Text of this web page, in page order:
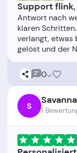
Support
Antwort nach
klaren
verlangt, etwas
0
S 1